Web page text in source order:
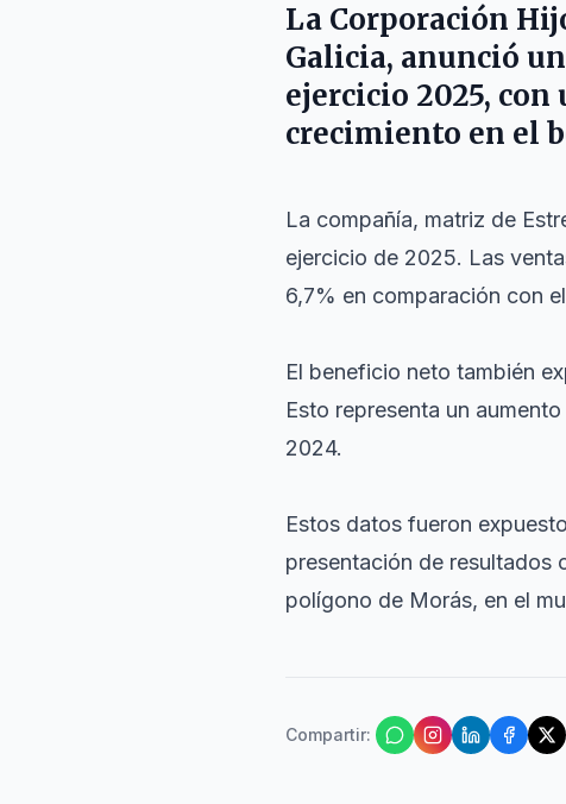
La Corporación
Galicia, anunció
ejercicio 2025,
crecimiento en el
La compañía, matriz de
ejercicio de 2025. Las
6,7% en comparación con
El beneficio neto también
Esto representa un
2024.
Estos datos fueron
presentación de resultados
polígono de Morás, en el
Compartir: